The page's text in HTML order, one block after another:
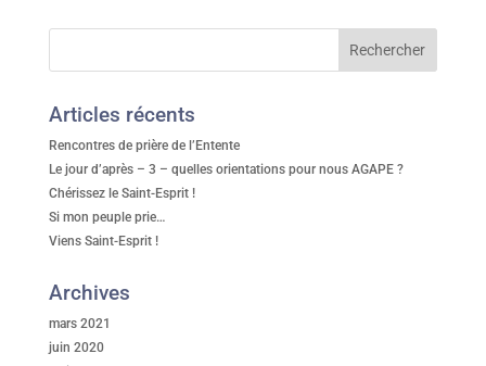
Articles récents
Rencontres de prière de l’Entente
Le jour d’après – 3 – quelles orientations pour nous AGAPE ?
Chérissez le Saint-Esprit !
Si mon peuple prie…
Viens Saint-Esprit !
Archives
mars 2021
juin 2020